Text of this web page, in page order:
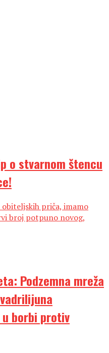
o stvarnom štencu
priča, imamo
broj potpuno novog,
Podzemna mreža
borbi protiv